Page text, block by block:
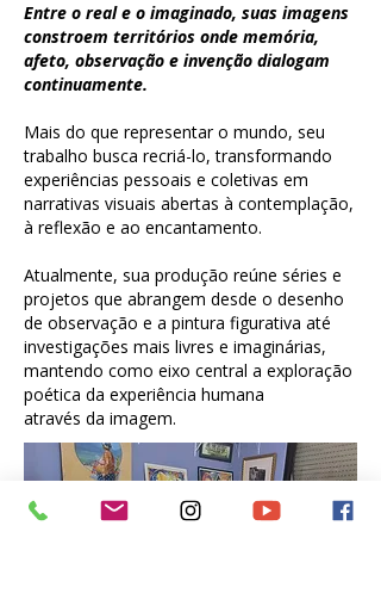
Entre o real e o imaginado, suas imagens
constroem territórios onde memória,
afeto, observação e invenção dialogam
continuamente.
Mais do que representar o mundo, seu
trabalho busca recriá-lo, transformando
experiências pessoais e coletivas em
narrativas visuais abertas à contemplação,
à reflexão e ao encantamento.
Atualmente, sua produção reúne séries e
projetos que abrangem desde o desenho
de observação e a pintura figurativa até
investigações mais livres e imaginárias,
mantendo como eixo central a exploração
poética da experiência humana
através da imagem.